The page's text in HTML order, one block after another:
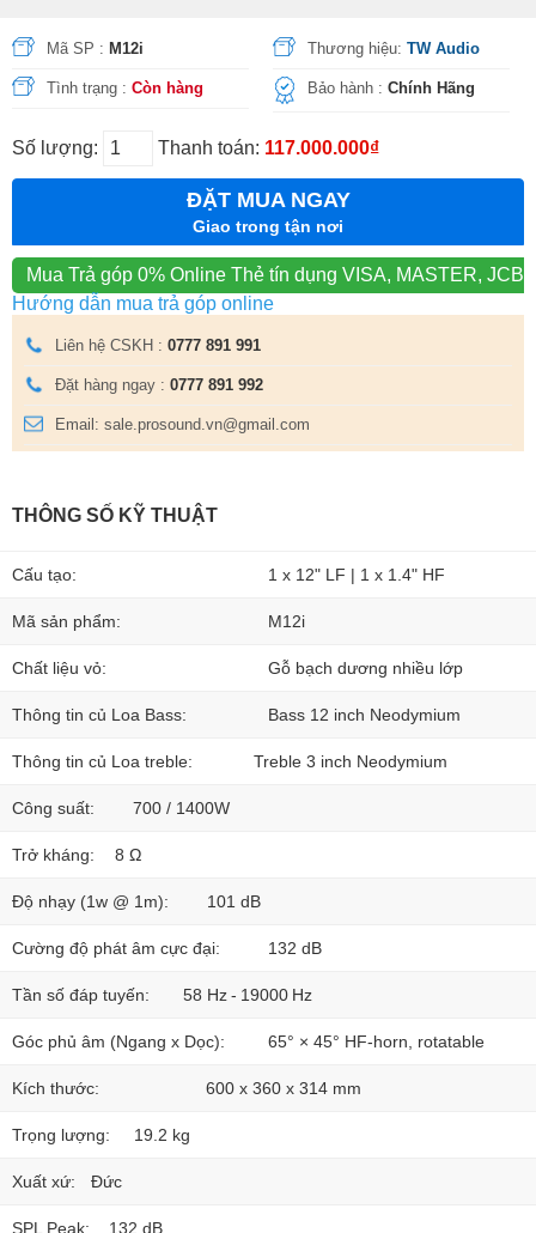
Mã SP : M12i Thương hiệu:TW Audio
Tình trạng : Còn hàng Bảo hành :Chính Hãng
Số lượng: Thanh toán: 117.000.000₫
ĐẶT MUA NGAY
Giao trong tận nơi
Mua Trả góp 0% Online Thẻ tín dụng VISA, MASTER, JCB
Hướng dẫn mua trả góp online
Liên hệ CSKH : 0777 891 991
Đặt hàng ngay : 0777 891 992
Email: sale.prosound.vn@gmail.com
THÔNG SỐ KỸ THUẬT
Cấu tạo: 1 x 12" LF | 1 x 1.4" HF
Mã sản phẩm: M12i
Chất liệu vỏ: Gỗ bạch dương nhiều lớp
Thông tin củ Loa Bass: Bass 12 inch Neodymium
Thông tin củ Loa treble: Treble 3 inch Neodymium
Công suất: 700 / 1400W
Trở kháng: 8 Ω
Độ nhạy (1w @ 1m): 101 dB
Cường độ phát âm cực đại: 132 dB
Tần số đáp tuyến: 58 Hz - 19000 Hz
Góc phủ âm (Ngang x Dọc): 65° × 45° HF-horn, rotatable
Kích thước: 600 x 360 x 314 mm
Trọng lượng: 19.2 kg
Xuất xứ: Đức
SPL Peak: 132 dB